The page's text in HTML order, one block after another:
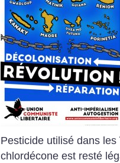
Pesticide utilisé dans
chlordécone est resté